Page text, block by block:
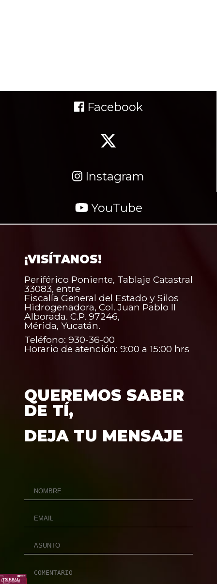
Facebook
Instagram
YouTube
¡VISÍTANOS!
Periférico Poniente, Tablaje Catastral
33083, entre
Fiscalía General del Estado y Silos
Hidrogenadora, Col. Juan Pablo II
Alborada. C.P. 97246,
Mérida, Yucatán.
Teléfono: 930-36-00
Horario de atención: 9:00 a 15:00 hrs
QUEREMOS SABER
DE TÍ,
DEJA TU MENSAJE